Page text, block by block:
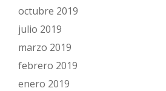
octubre 2019
julio 2019
marzo 2019
febrero 2019
enero 2019